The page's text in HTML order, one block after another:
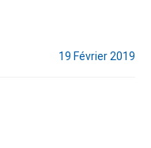
19 Février 2019